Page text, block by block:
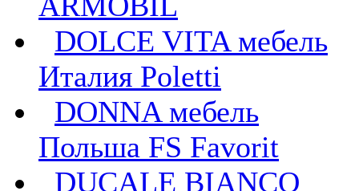
DOLCE VITA мебель
Италия Poletti
DONNA мебель
Польша FS Favorit
DUCALE BIANCO